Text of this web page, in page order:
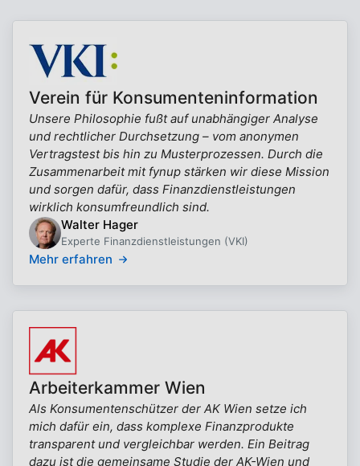
Verein für Konsumenteninformation
Unsere Philosophie fußt auf unabhängiger Analyse
und rechtlicher Durchsetzung – vom anonymen
Vertragstest bis hin zu Musterprozessen. Durch die
Zusammenarbeit mit fynup stärken wir diese Mission
und sorgen dafür, dass Finanzdienstleistungen
wirklich konsumfreundlich sind.
Walter Hager
Experte Finanzdienstleistungen (VKI)
Mehr erfahren
Arbeiterkammer Wien
Als Konsumentenschützer der AK Wien setze ich
mich dafür ein, dass komplexe Finanzprodukte
transparent und vergleichbar werden. Ein Beitrag
dazu ist die gemeinsame Studie der AK-Wien und